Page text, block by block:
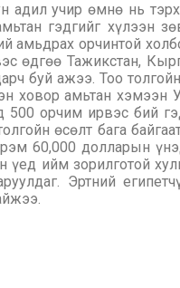
адил учир өмнө нь
гэдгийг хүлээн
амьдрах орчинтой
өдгөө Тажикстан,
буй ажээ. Тоо
ховор амьтан хэмээн
500 орчим ирвэс бий
өсөлт бага
60,000 долларын
үед ийм зорилготой
Эртний